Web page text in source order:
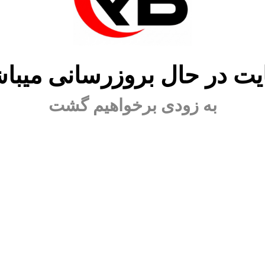
در حال بروزرسانی
به زودی برخواهیم گشت